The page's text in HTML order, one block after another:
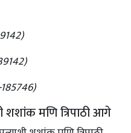
शशांक मणि त्रिपाठी आगे